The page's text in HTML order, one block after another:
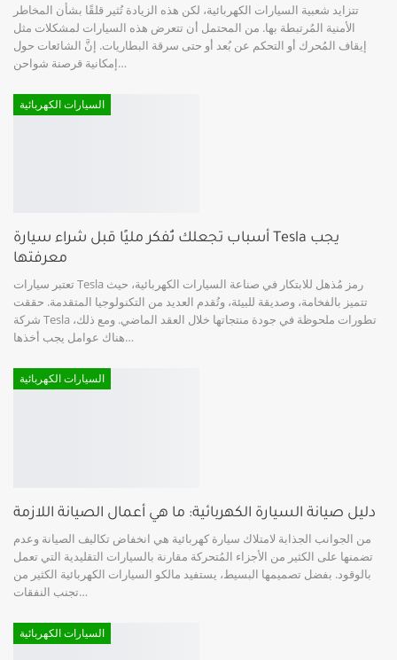
تتزايد شعبية السيارات الكهربائية، لكن هذه الزيادة تُثير قلقًا بشأن المخاطر
الأمنية المُرتبطة بها. من المحتمل أن تتعرض هذه السيارات لمشكلات مثل
إيقاف المُحرك أو التحكم عن بُعد أو حتى سرقة البطاريات. إنَّ الشائعات حول
إمكانية قرصنة شواحن…
السيارات الكهربائية
أسباب تجعلك تُفكر مليًا قبل شراء سيارة Tesla يجب
معرفتها
تعتبر سيارات Tesla رمز مُذهل للابتكار في صناعة السيارات الكهربائية، حيث
تتميز بالفخامة، وصديقة للبيئة، وتُقدم العديد من التكنولوجيا المتقدمة. حققت
شركة Tesla تطورات ملحوظة في جودة منتجاتها خلال العقد الماضي. ومع ذلك،
هناك عوامل يجب أخذها…
السيارات الكهربائية
دليل صيانة السيارة الكهربائية: ما هي أعمال الصيانة اللازمة
من الجوانب الجذابة لامتلاك سيارة كهربائية هي انخفاض تكاليف الصيانة وعدم
تضمنها على الكثير من الأجزاء المُتحركة مقارنة بالسيارات التقليدية التي تعمل
بالوقود. بفضل تصميمها البسيط، يستفيد مالكو السيارات الكهربائية الكثير من
تجنب النفقات…
السيارات الكهربائية